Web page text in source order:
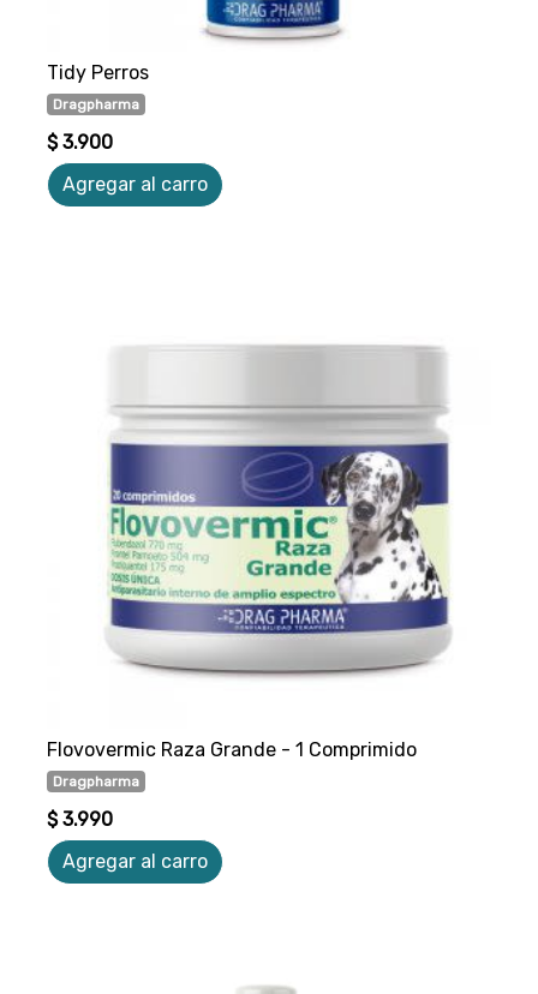
Tidy Perros
Dragpharma
$ 3.900
Agregar al carro
Flovovermic Raza Grande - 1 Comprimido
Dragpharma
$ 3.990
Agregar al carro